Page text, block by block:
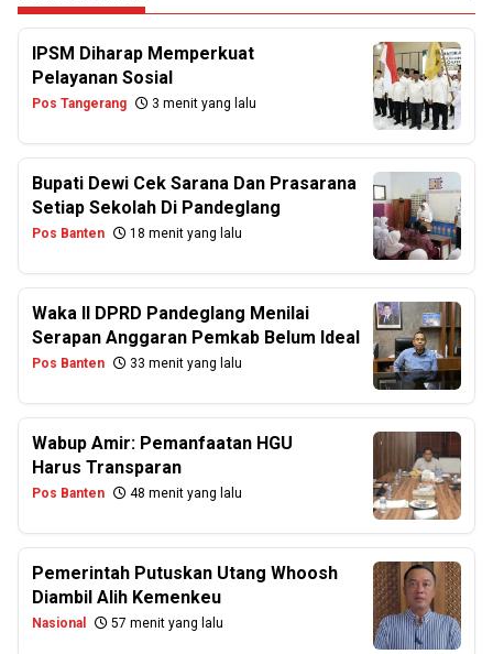
IPSM Diharap Memperkuat
Pelayanan Sosial
Pos Tangerang 3 menit yang lalu
Bupati Dewi Cek Sarana Dan Prasarana
Setiap Sekolah Di Pandeglang
Pos Banten 18 menit yang lalu
Waka II DPRD Pandeglang Menilai
Serapan Anggaran Pemkab Belum Ideal
Pos Banten 33 menit yang lalu
Wabup Amir: Pemanfaatan HGU
Harus Transparan
Pos Banten 48 menit yang lalu
Pemerintah Putuskan Utang Whoosh
Diambil Alih Kemenkeu
Nasional 57 menit yang lalu